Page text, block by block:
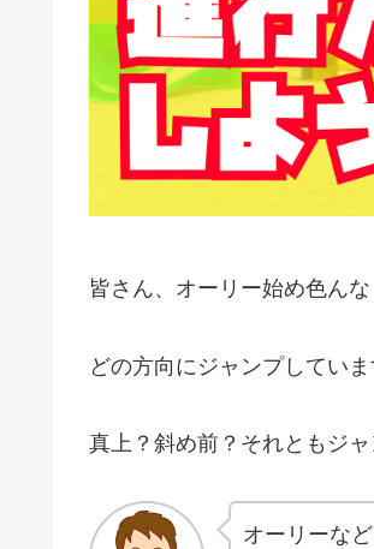
皆さん、オーリー始め色んな
どの方向にジャンプしていま
真上？斜め前？それともジ
オーリーな